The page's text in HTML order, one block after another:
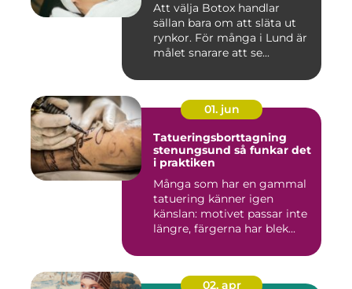
Att välja Botox handlar
sällan bara om att släta ut
rynkor. För många i Lund är
målet snarare att se...
01. jun
Tatueringsborttagning
stenungsund så funkar det
i praktiken
Många som har en gammal
tatuering känner igen
känslan: motivet passar inte
längre, färgerna har blek...
02. apr